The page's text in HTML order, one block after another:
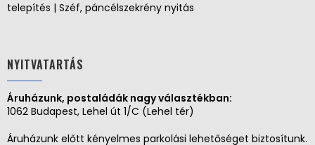
telepítés | Széf, páncélszekrény nyitás
NYITVATARTÁS
Áruházunk, postaládák nagy választékban:
1062 Budapest, Lehel út 1/C (Lehel tér)
Áruházunk előtt kényelmes parkolási lehetőséget biztosítunk.